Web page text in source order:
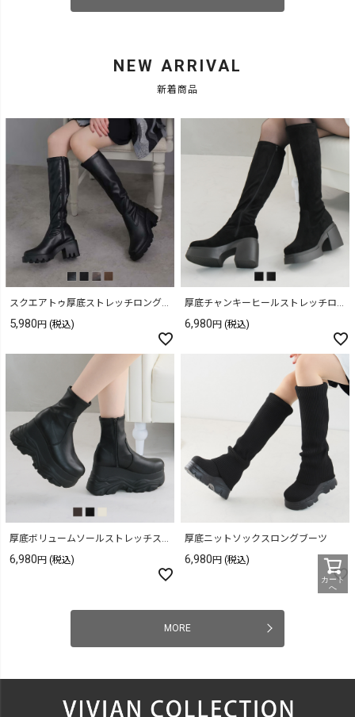
NEW ARRIVAL
新着商品
5,980 (税込) 6,980 (税込)
6,980 (税込)
厚底ニットソックスロングブーツ
6,980 (税込)
MORE
カート
へ